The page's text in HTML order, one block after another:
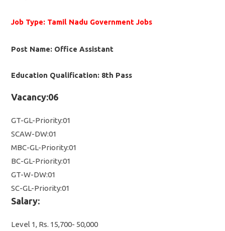
Job Type: Tamil Nadu Government Jobs
Post Name: Office Assistant
Education Qualification: 8th Pass
Vacancy:06
GT-GL-Priority:01
SCAW-DW:01
MBC-GL-Priority:01
BC-GL-Priority:01
GT-W-DW:01
SC-GL-Priority:01
Salary:
Level 1, Rs. 15,700- 50,000